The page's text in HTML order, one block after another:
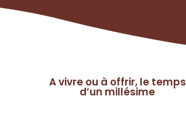
A vivre ou à offrir, le temps
d’un millésime